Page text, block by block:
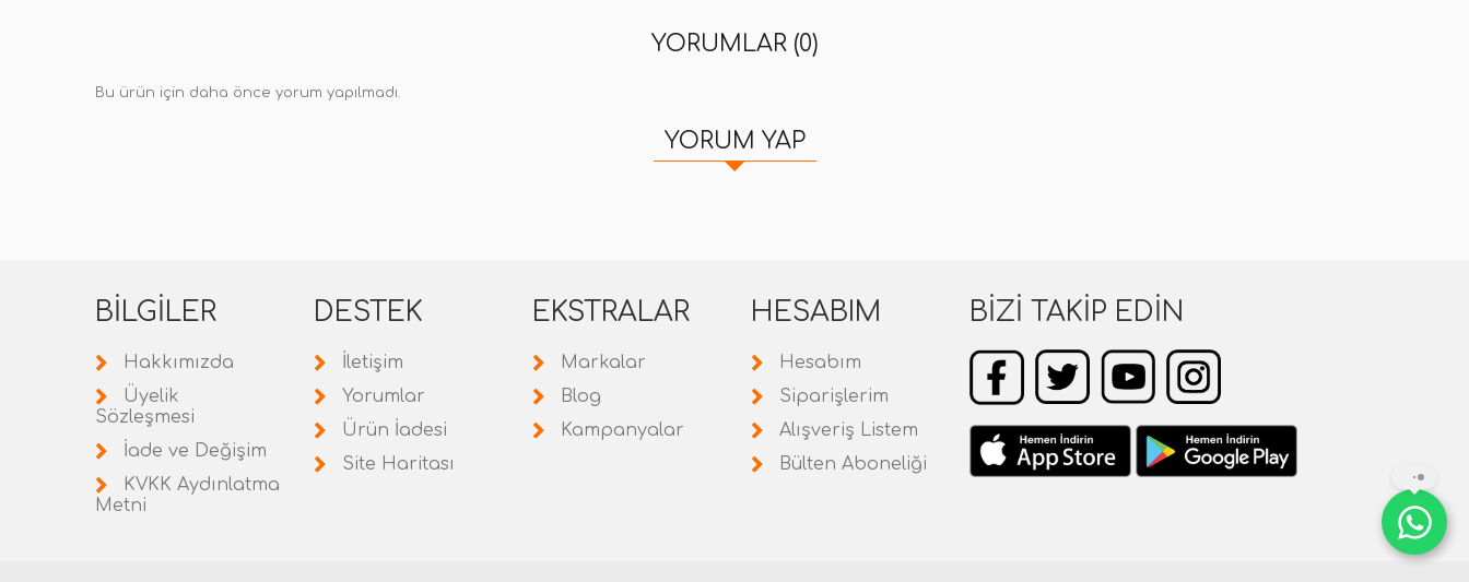
YORUMLAR (0)
Bu ürün için daha önce yorum yapılmadı.
YORUM YAP
BILGILER
Hakkımızda
Üyelik
Sözleşmesi
İade ve Değişim
KVKK Aydınlatma
Metni
DESTEK
İletişim
Yorumlar
Ürün İadesi
Site Haritası
EKSTRALAR
Markalar
Blog
Kampanyalar
HESABIM
Hesabım
Siparişlerim
Alışveriş Listem
Bülten Aboneliği
BIZI TAKIP EDIN